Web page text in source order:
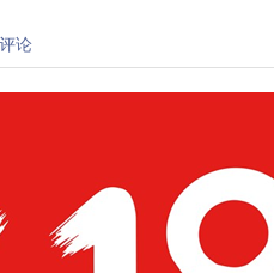
评论